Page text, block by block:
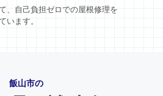
、自己負担ゼロでの屋根修理を
います。
飯山市の